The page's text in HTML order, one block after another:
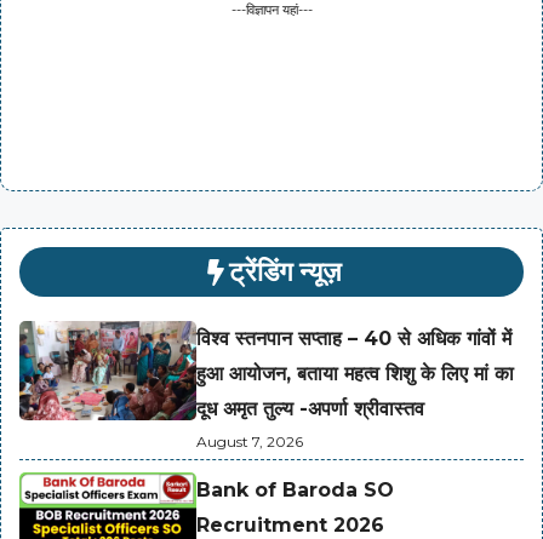
---विज्ञापन यहां---
ट्रेंडिंग न्यूज़
विश्व स्तनपान सप्ताह – 40 से अधिक गांवों में
हुआ आयोजन, बताया महत्व शिशु के लिए मां का
दूध अमृत तुल्य -अपर्णा श्रीवास्तव
August 7, 2026
Bank of Baroda SO
Recruitment 2026